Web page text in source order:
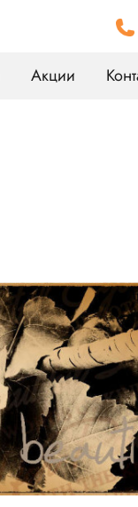
Акции